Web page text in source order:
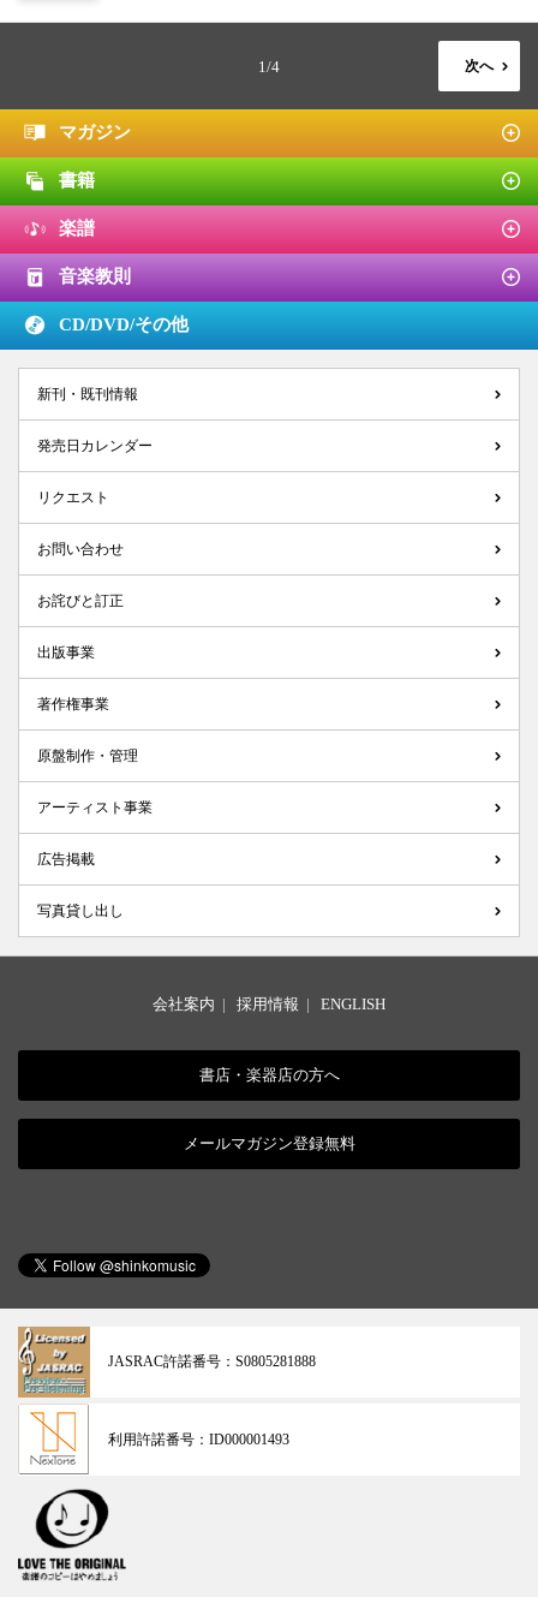
1/4 次へ
マガジン
書籍
楽譜
音楽教則
CD/DVD/その他
新刊・既刊情報
発売日カレンダー
リクエスト
お問い合わせ
お詫びと訂正
出版事業
著作権事業
原盤制作・管理
アーティスト事業
広告掲載
写真貸し出し
会社案内 | 採用情報 | ENGLISH
書店・楽器店の方へ
メールマガジン登録無料
JASRAC許諾番号： S0805281888
利用許諾番号： ID000001493